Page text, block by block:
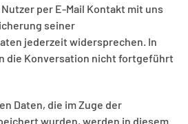
per E-Mail Kontakt mit uns
seiner
jederzeit widersprechen. In
die Konversation nicht fortgeführt
Daten, die im Zuge der
wurden, werden in diesem